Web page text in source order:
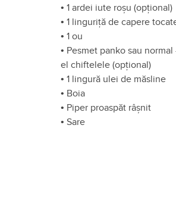
• 1 ardei iute roșu (opțional)
• 1 linguriță de capere
• 1 ou
• Pesmet panko sau
el chiftelele (opțional)
• 1 lingură ulei de măsline
• Boia
• Piper proaspăt râșnit
• Sare